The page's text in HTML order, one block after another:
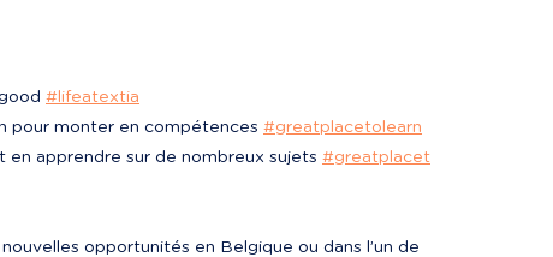
#lifeatextia
pour monter en compétences #greatplacetolearn
apprendre sur de nombreux sujets #greatplacet
opportunités en Belgique ou dans l’un de